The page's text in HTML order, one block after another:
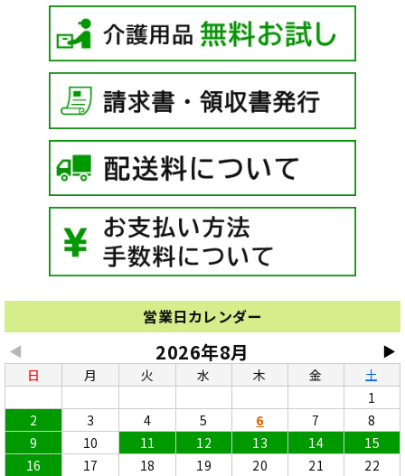
営業日カレンダー
◀ ▶
2026年8月
日 月 火 水 木 金
土
1
2
3 4 5 6 7
8
9
10 11 12 13 14
15
16
17 18 19 20 21
22